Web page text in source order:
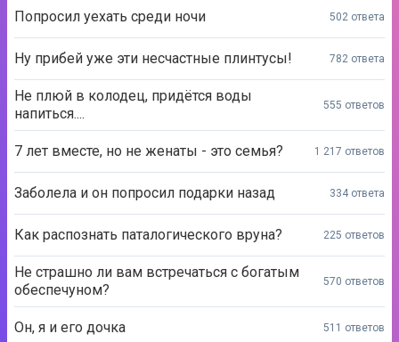
Попросил уехать среди ночи 502 ответа
Ну прибей уже эти несчастные плинтусы! 782 ответа
Не плюй в колодец, придётся воды
напиться....
555 ответов
7 лет вместе, но не женаты - это семья? 1 217 ответов
Заболела и он попросил подарки назад 334 ответа
Как распознать паталогического вруна? 225 ответов
Не страшно ли вам встречаться с богатым
обеспечуном?
570 ответов
Он, я и его дочка 511 ответов